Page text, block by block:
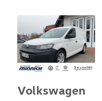
Volkswagen